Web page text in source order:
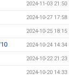
2024-11-03 21:50
2024-10-27 17:58
2024-10-25 18:15
2024-10-24 14:34
2024-10-22 21:23
2024-10-20 14:33